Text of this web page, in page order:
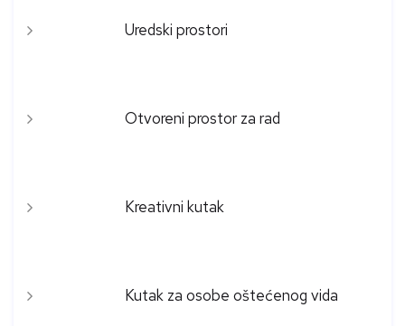
Uredski prostori
Otvoreni prostor za rad
Kreativni kutak
Kutak za osobe oštećenog vida